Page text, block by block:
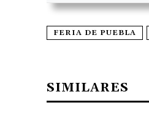
FERIA DE PUEBLA
SIMILARES